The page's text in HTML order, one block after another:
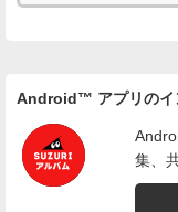
Android™ アプリのイ
集、